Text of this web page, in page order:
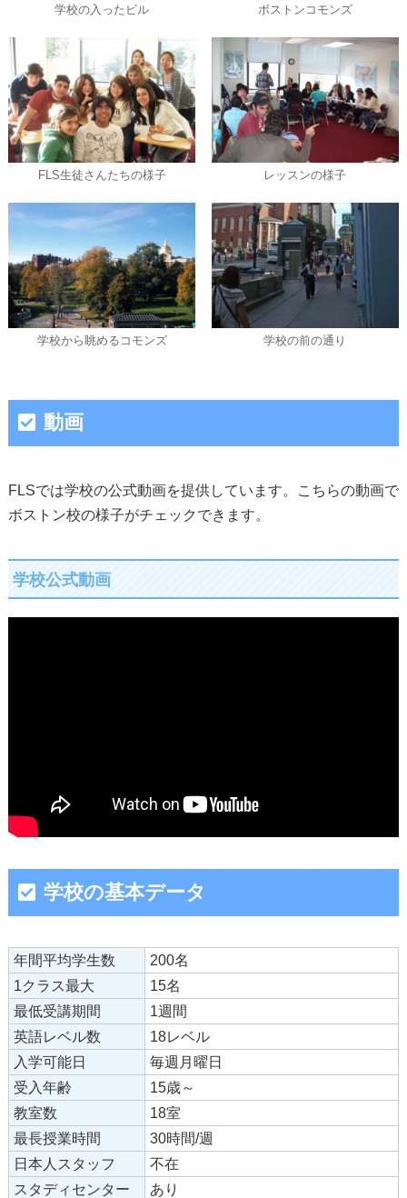
学校の入ったビル ボストンコモンズ
FLS生徒さんたちの様子 レッスンの様子
学校から眺めるコモンズ 学校の前の通り
動画
FLSでは学校の公式動画を提供しています。こちらの動画で
ボストン校の様子がチェックできます。
学校公式動画
学校の基本データ
年間平均学生数
200名
1クラス最大
15名
最低受講期間
1週間
英語レベル数
18レベル
入学可能日
毎週月曜日
受入年齢
15歳～
教室数
18室
最長授業時間
30時間/週
日本人スタッフ
不在
スタディセンター
あり